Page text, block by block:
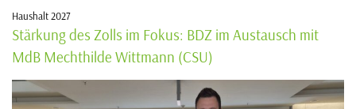
Haushalt 2027
Stärkung des Zolls im Fokus: BDZ im Austausch mit
MdB Mechthilde Wittmann (CSU)